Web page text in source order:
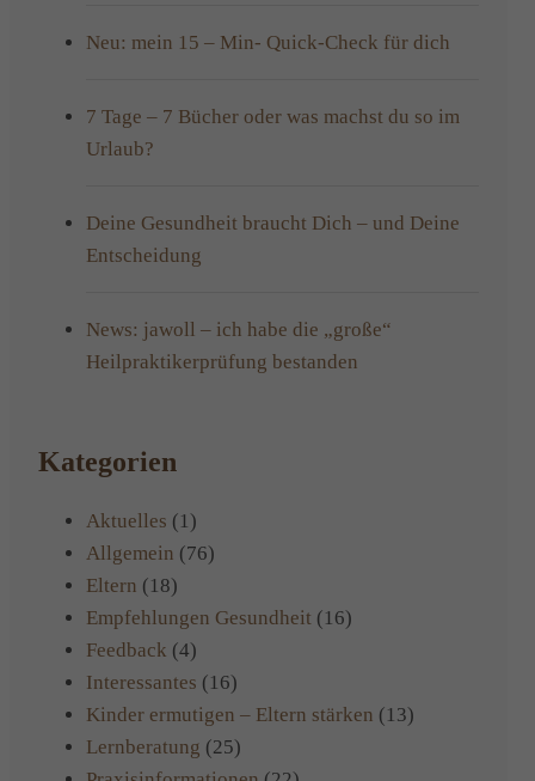
Neu: mein 15 – Min- Quick-Check für dich
7 Tage – 7 Bücher oder was machst du so im
Urlaub?
Deine Gesundheit braucht Dich – und Deine
Entscheidung
News: jawoll – ich habe die „große“
Heilpraktikerprüfung bestanden
Kategorien
Aktuelles (1)
Allgemein (76)
Eltern (18)
Empfehlungen Gesundheit (16)
Feedback (4)
Interessantes (16)
Kinder ermutigen – Eltern stärken (13)
Lernberatung (25)